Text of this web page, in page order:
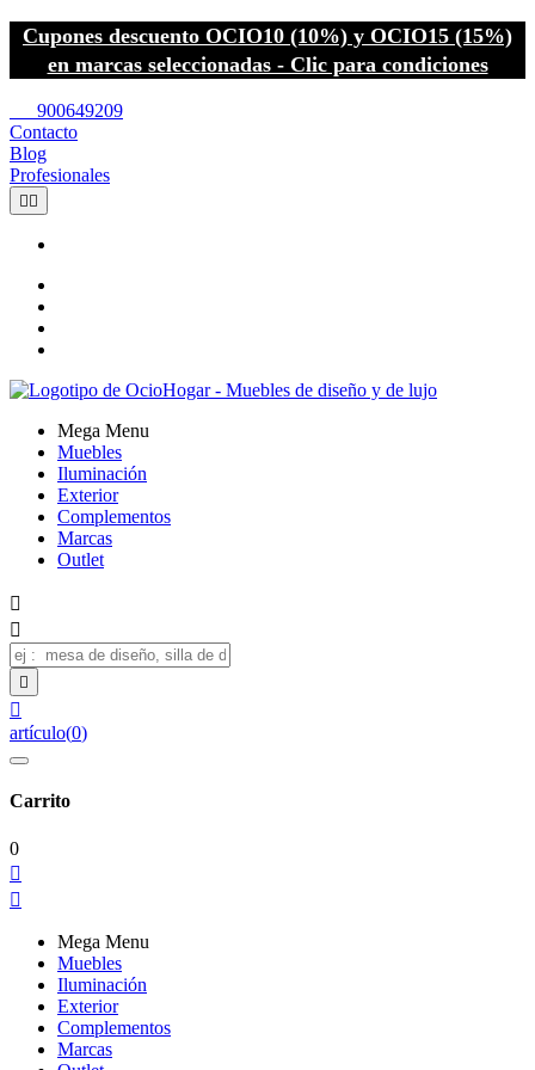
Cupones descuento OCIO10 (10%) y OCIO15 (15%)
en marcas seleccionadas - Clic para condiciones
900649209
Contacto
Blog
Profesionales
 
Mega Menu
Muebles
Iluminación
Exterior
Complementos
Marcas
Outlet




artículo(0)
Carrito
0


Mega Menu
Muebles
Iluminación
Exterior
Complementos
Marcas